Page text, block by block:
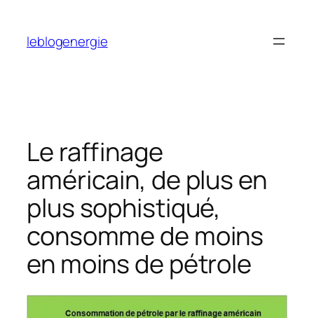
contenu
leblogenergie
Le raffinage
américain, de plus en
plus sophistiqué,
consomme de moins
en moins de pétrole